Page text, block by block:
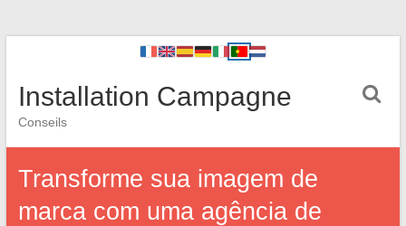
Installation Campagne
Conseils
Transforme sua imagem de
marca com uma agência de